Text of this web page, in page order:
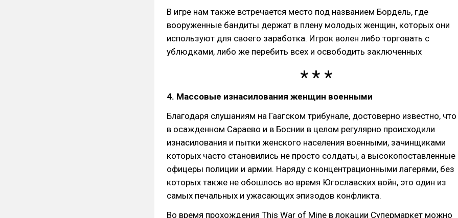
В игре нам также встречается место под названием Бордель, где
вооруженные бандиты держат в плену молодых женщин, которых они
используют для своего заработка. Игрок волен либо торговать с
ублюдками, либо же перебить всех и освободить заключенных
4. Массовые изнасилования женщин военными
Благодаря слушаниям на Гаагском трибунале, достоверно известно, что
в осажденном Сараево и в Боснии в целом регулярно происходили
изнасилования и пытки женского населения военными, зачинщиками
которых часто становились не просто солдаты, а высокопоставленные
офицеры полиции и армии. Наряду с концентрационными лагерями, без
которых также не обошлось во время Югославских войн, это один из
самых печальных и ужасающих эпизодов конфликта.
Во время прохождения This War of Mine в локации Супермаркет можно